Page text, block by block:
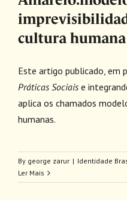
cultura humana
Este artigo publicado, em
Práticas Sociais e
aplica os chamados
humanas.
By george zarur | Identidade
Ler Mais